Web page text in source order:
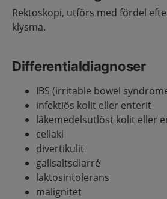
Rektoskopi, utförs med fördel
klysma.
Differentialdiagnoser
IBS (irritable bowel
infektiös kolit eller enterit
läkemedelsutlöst kolit eller
celiaki
divertikulit
gallsaltsdiarré
laktosintolerans
malignitet